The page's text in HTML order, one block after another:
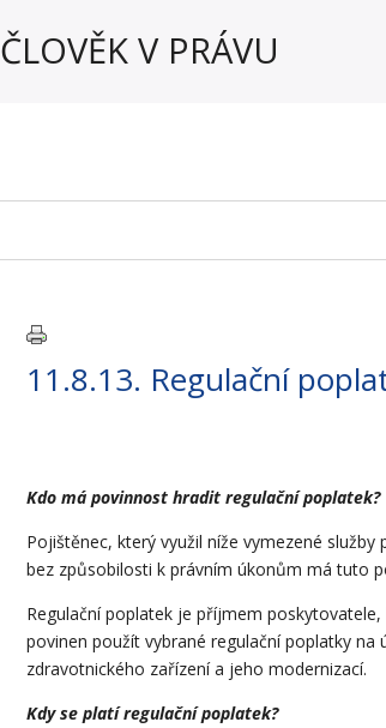
ČLOVĚK V PRÁVU
11.8.13. Regulační
Kdo má povinnost hradit regulační poplatek?
Pojištěnec, který využil níže vymezené
bez způsobilosti k právním úkonům má tuto
Regulační poplatek je příjmem
povinen použít vybrané regulační poplatky
zdravotnického zařízení a jeho modernizací.
Kdy se platí regulační poplatek?